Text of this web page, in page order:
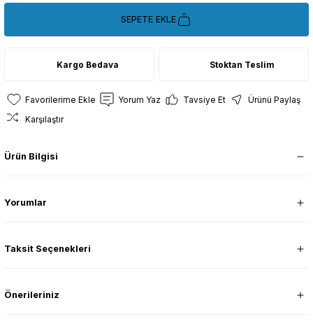
SEPETE EKLE
Kargo Bedava Stoktan Teslim
Yorum Yaz Tavsiye Et
Ürünü Paylaş
Karşılaştır
Ürün Bilgisi
Yorumlar
Taksit Seçenekleri
Önerileriniz